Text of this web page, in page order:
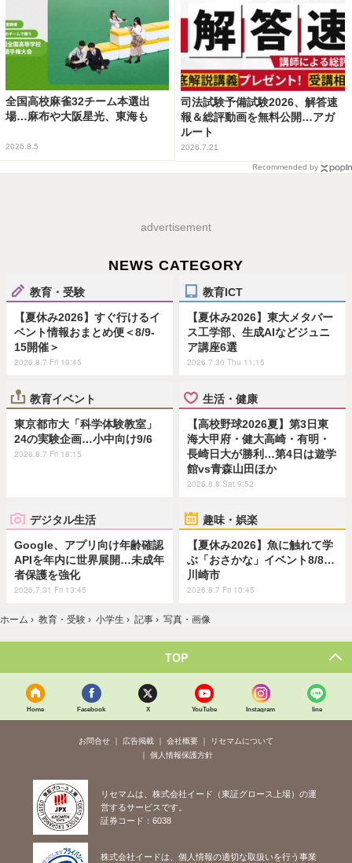
全国高校麻雀32チーム本選出
場…麻布や大阪星光、東海も
2026.8.5
司法試験予備試験2026、解答速
報＆総評動画を無料公開…アガ
ルート
2026.7.21
Recommended by
advertisement
NEWS CATEGORY
教育・受験
【夏休み2026】すぐ行けるイ
ベント情報おまとめ便＜8/9-
15開催＞
2026.8.7 Fri 19:45
教育ICT
【夏休み2026】東大メタバー
ス工学部、生成AIなどジュニ
ア講座6選
2026.7.30 Thu 11:15
教育イベント
東京都市大「科学体験教室」
24の実験企画…小中向け9/6
2026.8.7 Fri 18:15
生活・健康
【高校野球2026夏】第3日東
海大甲府・健大高崎・有明・
長崎日大が勝利…第4日は遊学
館vs青森山田ほか
2026.8.8 Sat 9:52
デジタル生活
Google、アプリ向け年齢確認
APIを年内に世界展開…未成年
者保護を強化
2026.7.31 Fri 13:45
趣味・娯楽
【夏休み2026】魚に触れて学
ぶ「おさかな」イベント8/8…
川崎市
2026.8.7 Fri 10:45
ホーム › 教育・受験 › 小学生 › 記事 › 写真・画像
TOP
Home Facebook X YouTube Instagram line
お問合せ 広告掲載 会社概要
リセマムについて
個人情報保護方針
リセマムは、株式会社イード（東証グロース上場）の運
営するサービスです。
証券コード：6038
株式会社イードは、個人情報の適切な取扱いを行う事業